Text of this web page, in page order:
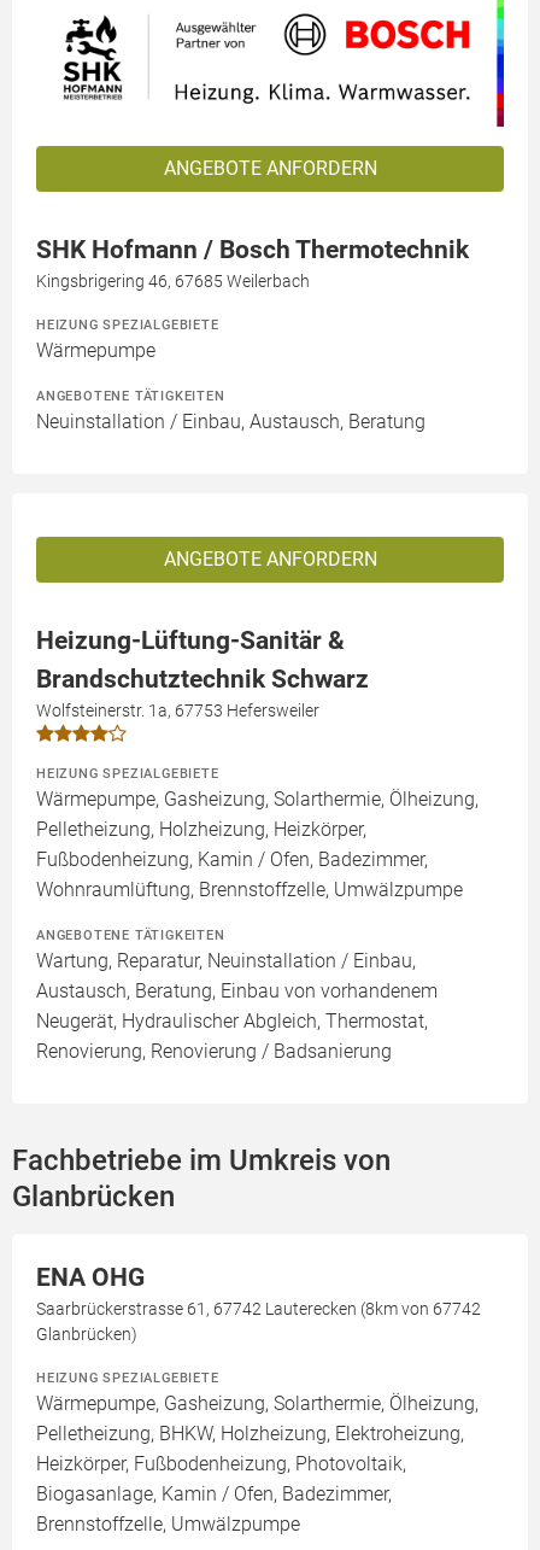
ANGEBOTE ANFORDERN
SHK Hofmann / Bosch Thermotechnik
Kingsbrigering 46, 67685 Weilerbach
HEIZUNG SPEZIALGEBIETE
Wärmepumpe
ANGEBOTENE TÄTIGKEITEN
Neuinstallation / Einbau, Austausch, Beratung
ANGEBOTE ANFORDERN
Heizung-Lüftung-Sanitär &
Brandschutztechnik Schwarz
Wolfsteinerstr. 1a, 67753 Hefersweiler
HEIZUNG SPEZIALGEBIETE
Wärmepumpe, Gasheizung, Solarthermie, Ölheizung,
Pelletheizung, Holzheizung, Heizkörper,
Fußbodenheizung, Kamin / Ofen, Badezimmer,
Wohnraumlüftung, Brennstoffzelle, Umwälzpumpe
ANGEBOTENE TÄTIGKEITEN
Wartung, Reparatur, Neuinstallation / Einbau,
Austausch, Beratung, Einbau von vorhandenem
Neugerät, Hydraulischer Abgleich, Thermostat,
Renovierung, Renovierung / Badsanierung
Fachbetriebe im Umkreis von
Glanbrücken
ENA OHG
Saarbrückerstrasse 61, 67742 Lauterecken (8km von 67742
Glanbrücken)
HEIZUNG SPEZIALGEBIETE
Wärmepumpe, Gasheizung, Solarthermie, Ölheizung,
Pelletheizung, BHKW, Holzheizung, Elektroheizung,
Heizkörper, Fußbodenheizung, Photovoltaik,
Biogasanlage, Kamin / Ofen, Badezimmer,
Brennstoffzelle, Umwälzpumpe